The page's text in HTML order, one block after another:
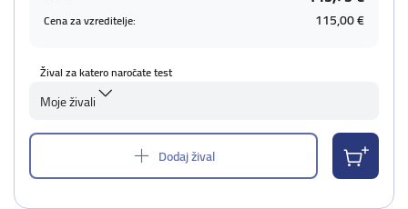
Cena za vzreditelje: 115,00 €
Žival za katero naročate test
Moje živali
Dodaj žival